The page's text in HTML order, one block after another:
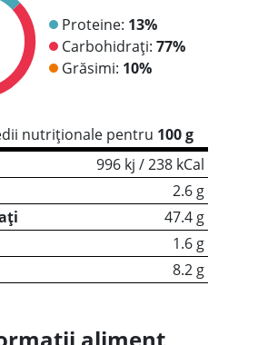
Proteine: 13%
Carbohidrați: 77%
Grăsimi: 10%
nutriționale pentru 100 g
996 kj / 238 kCal
2.6 g
47.4 g
1.6 g
8.2 g